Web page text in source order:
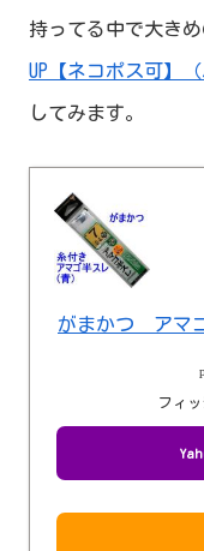
持ってる中で大きめ
UP【ネコポス可
してみます。
がまかつ アマ
フィ